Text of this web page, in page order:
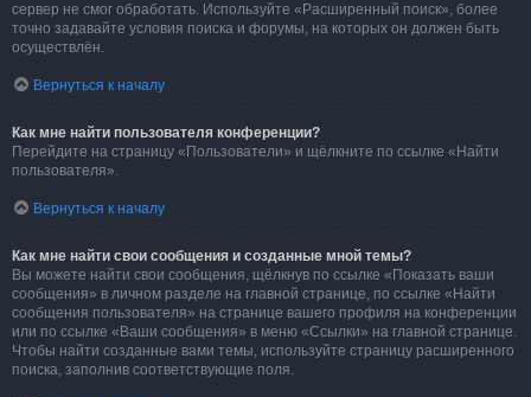
сервер не смог обработать. Используйте «Расширенный поиск», более
точно задавайте условия поиска и форумы, на которых он должен быть
осуществлён.
Вернуться к началу
Как мне найти пользователя конференции?
Перейдите на страницу «Пользователи» и щёлкните по ссылке «Найти
пользователя».
Вернуться к началу
Как мне найти свои сообщения и созданные мной темы?
Вы можете найти свои сообщения, щёлкнув по ссылке «Показать ваши
сообщения» в личном разделе на главной странице, по ссылке «Найти
сообщения пользователя» на странице вашего профиля на конференции
или по ссылке «Ваши сообщения» в меню «Ссылки» на главной странице.
Чтобы найти созданные вами темы, используйте страницу расширенного
поиска, заполнив соответствующие поля.